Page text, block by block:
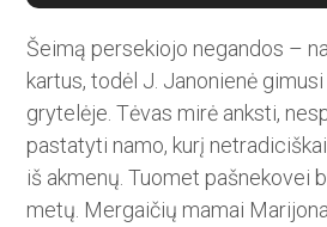
Šeimą persekiojo negandos –
kartus, todėl J. Janonienė
grytelėje. Tėvas mirė anksti,
pastatyti namo, kurį
iš akmenų. Tuomet pašnekovei
metų. Mergaičių mamai